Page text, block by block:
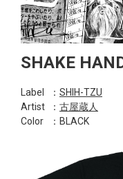
SHAKE
Label ： SHIH-TZU
Artist
： 古屋蔵人
Color
：BLACK